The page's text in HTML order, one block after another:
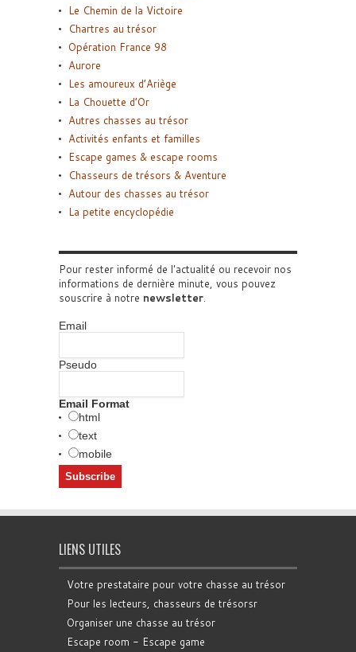
Le Chemin de la Victoire
Chartres au trésor
Opération France 98
Aurore
Les amoureux d’Ariège
La Chouette d’Or
Autres chasses au trésor
Activités enfants et familles
Escape games & escape rooms
Chasseurs de trésors & Aventure
Autour des chasses au trésor
La petite encyclopédie
Pour rester informé de l'actualité ou recevoir nos
informations de dernière minute, vous pouvez
souscrire à notre newsletter.
Email
Pseudo
Email Format
html
text
mobile
LIENS UTILES
Votre prestataire pour votre chasse au trésor
Pour les lecteurs, chasseurs de trésorsr
Organiser une chasse au trésor
Escape room - Escape game